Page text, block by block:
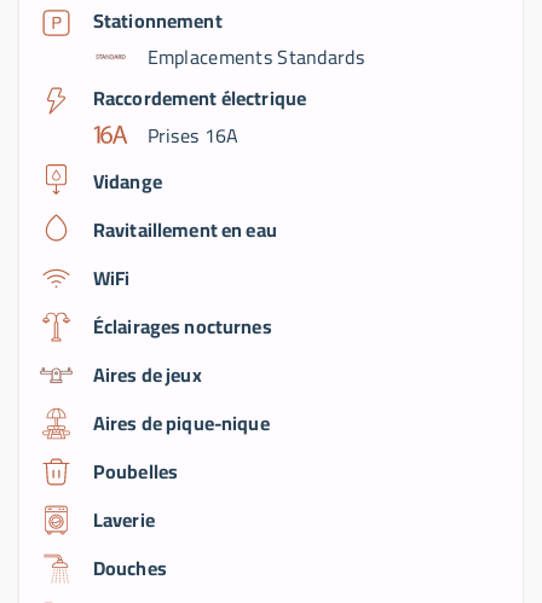
Stationnement
Emplacements Standards
Raccordement électrique
Prises 16A
Vidange
Ravitaillement en eau
WiFi
Éclairages nocturnes
Aires de jeux
Aires de pique-nique
Poubelles
Laverie
Douches